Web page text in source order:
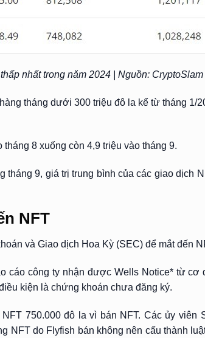
nhất trong năm 2024 | Nguồn: CryptoSlam
tháng dưới 300 triệu đô la kể từ tháng 1/
8 xuống còn 4,9 triệu vào tháng 9.
9, giá trị trung bình của các giao dịch
NFT
và Giao dịch Hoa Kỳ (SEC) để mắt đến
cáo công ty nhận được Wells Notice* từ cơ
kiện là chứng khoán chưa đăng ký.
750.000 đô la vì bán NFT. Các ủy viên
NFT do Flyfish bán không nên cấu thành